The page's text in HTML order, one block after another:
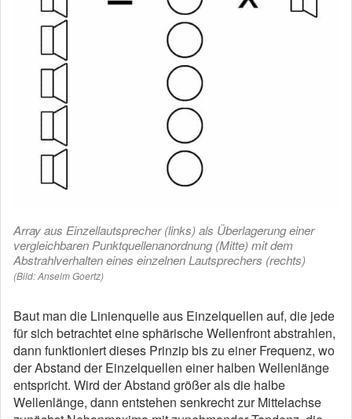
Array aus Einzellautsprecher (links) als Überlagerung einer
vergleichbaren Punktquellenanordnung (Mitte) mit dem
Abstrahlverhalten eines einzelnen Lautsprechers (rechts)
(Bild: Anselm Goertz)
Baut man die Linienquelle aus Einzelquellen auf, die jede
für sich betrachtet eine sphärische Wellenfront abstrahlen,
dann funktioniert dieses Prinzip bis zu einer Frequenz, wo
der Abstand der Einzelquellen einer halben Wellenlänge
entspricht. Wird der Abstand größer als die halbe
Wellenlänge, dann entstehen senkrecht zur Mittelachse